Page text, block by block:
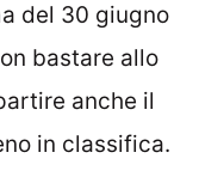
del 30 giugno
bastare allo
anche il
in classifica.